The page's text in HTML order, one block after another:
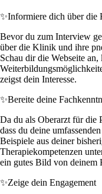
✨Informiere dich über die
Bevor du zum Interview
über die Klinik und ihre
Schau dir die Webseite
zeigst dein Interesse.
✨Bereite deine
Da du als Oberarzt für die
dass du deine
Beispiele aus deiner
Therapiekompetenzen
ein gutes Bild von deinem
✨Zeige dein Engagement